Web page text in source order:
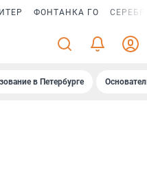
ФОНТАНКА ГО
в Петербурге